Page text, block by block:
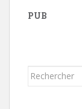
PUB
Rechercher...